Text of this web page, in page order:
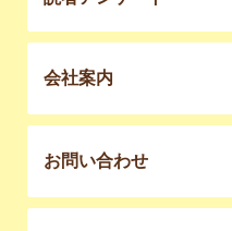
会社案内
お問い合わせ